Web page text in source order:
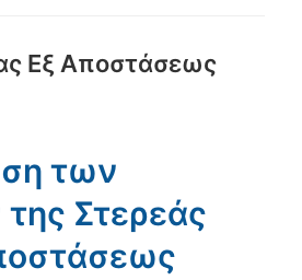
Εξ Αποστάσεως
των
Στερεάς